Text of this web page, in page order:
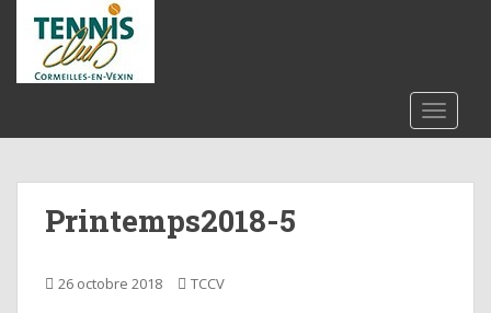
o
Printemps2018-5
26 octobre 2018 TCCV